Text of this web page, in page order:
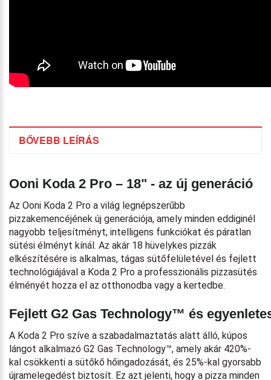
BŐVEBB LEÍRÁS
Ooni Koda 2 Pro – 18" - az új generáció
Az Ooni Koda 2 Pro a világ legnépszerűbb
pizzakemencéjének új generációja, amely minden eddiginél
nagyobb teljesítményt, intelligens funkciókat és páratlan
sütési élményt kínál. Az akár 18 hüvelykes pizzák
elkészítésére is alkalmas, tágas sütőfelületével és fejlett
technológiájával a Koda 2 Pro a professzionális pizzasütés
élményét hozza el az otthonodba vagy a kertedbe.
Fejlett G2 Gas Technology™ és
A Koda 2 Pro szíve a szabadalmaztatás alatt álló, kúpos
lángot alkalmazó G2 Gas Technology™, amely akár 420%-
kal csökkenti a sütőkő hőingadozását, és 25%-kal gyorsabb
újramelegedést biztosít. Ez azt jelenti, hogy a pizza minden